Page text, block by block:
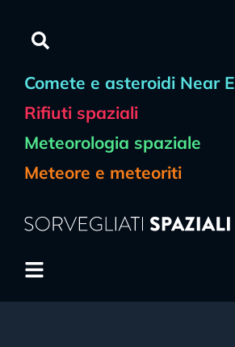
Comete e asteroidi Near
Rifiuti spaziali
Meteorologia spaziale
Meteore e meteoriti